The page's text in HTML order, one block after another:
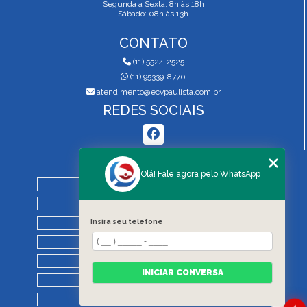
Segunda a Sexta: 8h às 18h
Sábado: 08h às 13h
CONTATO
(11) 5524-2525
(11) 95339-8770
atendimento@ecvpaulista.com.br
REDES SOCIAIS
MENU
QUEM SOMOS
SERVIÇOS
BLOG
REGRAS DE VISTORIA
Olá! Fale agora pelo WhatsApp
Insira seu telefone
INICIAR CONVERSA